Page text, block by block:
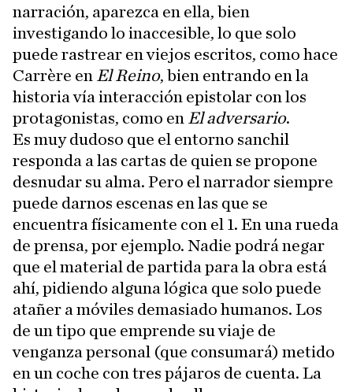
narración, aparezca en ella, bien
investigando lo inaccesible, lo que solo
puede rastrear en viejos escritos, como hace
Carrère en El Reino, bien entrando en la
historia vía interacción epistolar con los
protagonistas, como en El adversario.
Es muy dudoso que el entorno sanchil
responda a las cartas de quien se propone
desnudar su alma. Pero el narrador siempre
puede darnos escenas en las que se
encuentra físicamente con el 1. En una rueda
de prensa, por ejemplo. Nadie podrá negar
que el material de partida para la obra está
ahí, pidiendo alguna lógica que solo puede
atañer a móviles demasiado humanos. Los
de un tipo que emprende su viaje de
venganza personal (que consumará) metido
en un coche con tres pájaros de cuenta. La